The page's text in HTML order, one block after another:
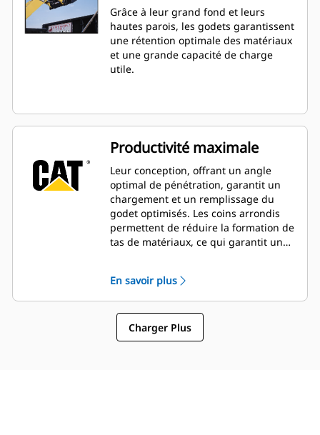
Grâce à leur grand fond et leurs
hautes parois, les godets garantissent
une rétention optimale des matériaux
et une grande capacité de charge
utile.
Productivité maximale
Leur conception, offrant un angle
optimal de pénétration, garantit un
chargement et un remplissage du
godet optimisés. Les coins arrondis
permettent de réduire la formation de
tas de matériaux, ce qui garantit une
En savoir plus
Charger Plus